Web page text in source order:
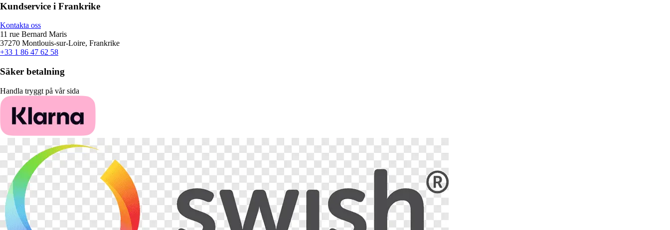
Kundservice i Frankrike
Kontakta oss
11 rue Bernard Maris
37270 Montlouis-sur-Loire, Frankrike
+33 1 86 47 62 58
Säker betalning
Handla tryggt på vår sida